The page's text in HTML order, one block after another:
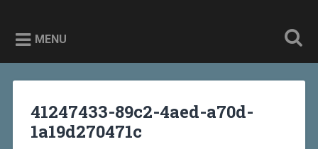
MENU
41247433-89c2-4aed-a70d-
1a19d270471c